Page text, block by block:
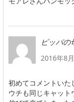
ピッパの
2016年8
初めてコメントいた
ウチも同じキャッ